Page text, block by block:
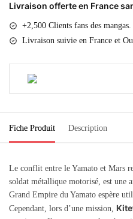
Livraison offerte en France
+2,500 Clients fans des mangas.
Livraison suivie en France et
Fiche Produit Description
Le conflit entre le Yamato et Mars
soldat métallique motorisé, est une
Grand Empire du Yamato espère
Cependant, lors d’une mission,